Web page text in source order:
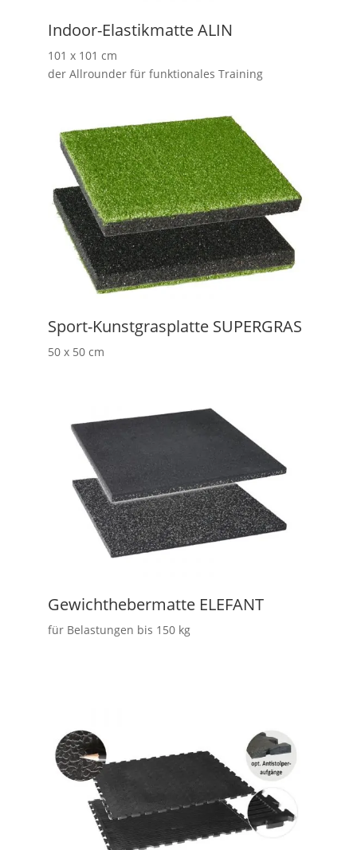
Indoor-Elastikmatte ALIN
101 x 101 cm
der Allrounder für funktionales Training
Sport-Kunstgrasplatte SUPERGRAS
50 x 50 cm
Gewichthebermatte ELEFANT
für Belastungen bis 150 kg